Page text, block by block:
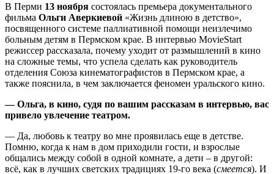
В Перми 13 ноября состоялась премьера документального
фильма Ольги Аверкиевой «Жизнь длиною в детство»,
посвященного системе паллиативной помощи неизлечимо
больным детям в Пермском крае. В интервью MovieStart
режиссер рассказала, почему уходит от размышлений в кино
на сложные темы, что успела сделать как руководитель
отделения Союза кинематографистов в Пермском крае, а
также пояснила, в чем заключается феномен уральского кино.
— Ольга, в кино, судя по вашим рассказам в интервью, вас
привело увлечение театром.
— Да, любовь к театру во мне проявилась еще в детстве.
Помню, когда к нам в дом приходили гости, и взрослые
общались между собой в одной комнате, а дети – в другой:
всё, как в лучших светских традициях 19-го века (смеется). И